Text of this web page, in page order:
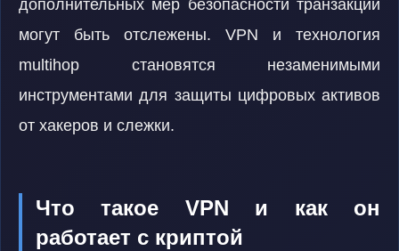
дополнительных мер безопасности транзакции
могут быть отслежены. VPN и технология
multihop становятся незаменимыми
инструментами для защиты цифровых активов
от хакеров и слежки.
Что такое VPN и как он
работает с криптой